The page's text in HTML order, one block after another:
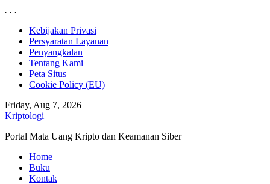
. . .
Skip
content
Kebijakan Privasi
Persyaratan Layanan
Penyangkalan
Tentang Kami
Peta Situs
Cookie Policy (EU)
Friday, Aug 7, 2026
Kriptologi
Portal Mata Uang Kripto dan Keamanan Siber
Primary
Menu
Home
Buku
Kontak